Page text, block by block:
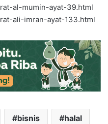
al-mumin-ayat-39.html
ali-imran-ayat-133.html
bisnis halal